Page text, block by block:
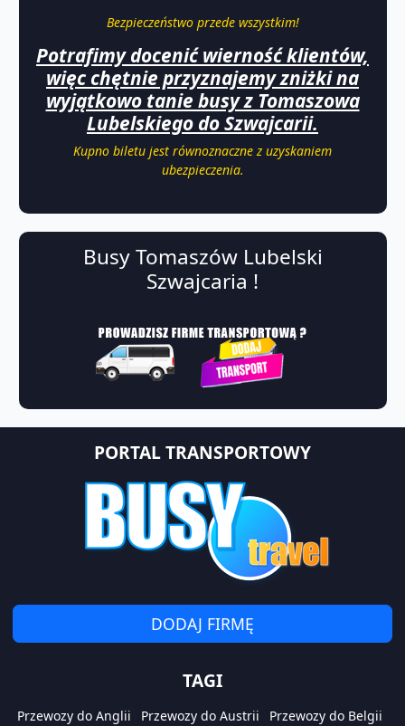
Bezpieczeństwo przede wszystkim!
Potrafimy docenić wierność klientów,
więc chętnie przyznajemy zniżki na
wyjątkowo tanie busy z Tomaszowa
Lubelskiego do Szwajcarii.
Kupno biletu jest równoznaczne z uzyskaniem
ubezpieczenia.
Busy Tomaszów Lubelski
Szwajcaria !
PORTAL TRANSPORTOWY
DODAJ FIRMĘ
TAGI
Przewozy do Anglii Przewozy do Austrii Przewozy do Belgii